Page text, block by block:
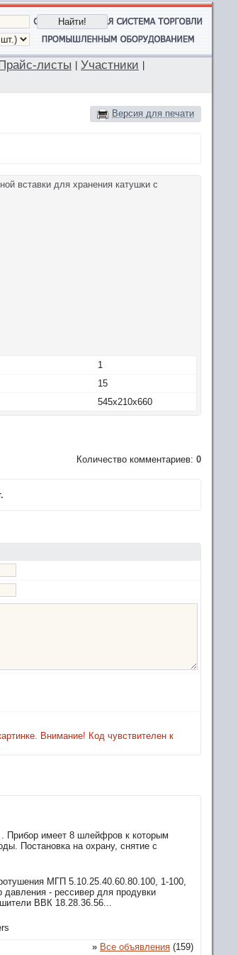
листы Участники
Версия для печати
вставки для хранения катушки с
1
15
545x210x660
Количество комментариев: 0
Внимание! Код чувствителен к
Прибор имеет 8 шлейфров к которым
Постановка на охрану, снятие с
МГП 5.10.25.40.60.80.100, 1-100,
- рессивер для продувки
ВВК 18.28.36.56...
» Все объявления (159)